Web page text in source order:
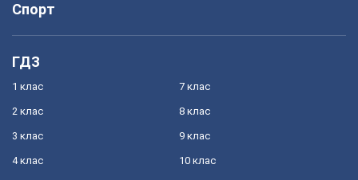
Спорт
ГДЗ
1 клас
2 клас
3 клас
4 клас
7 клас
8 клас
9 клас
10 клас